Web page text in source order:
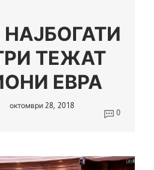
ТЕЖАТ
ЕВРА
октомври 28, 2018
0